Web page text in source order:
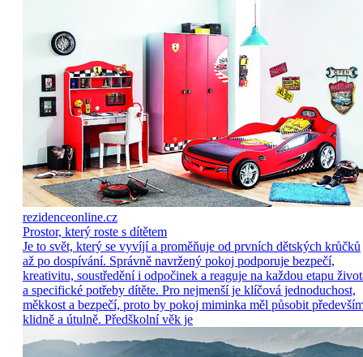
rezidenceonline.cz
Prostor, který roste s dítětem
Je to svět, který se vyvíjí a proměňuje od prvních dětských krůčků
až po dospívání. Správně navržený pokoj podporuje bezpečí,
kreativitu, soustředění i odpočinek a reaguje na každou etapu
a specifické potřeby dítěte. Pro nejmenší je klíčová jednoduchost,
měkkost a bezpečí, proto by pokoj miminka měl působit
klidně a útulně. Předškolní věk je